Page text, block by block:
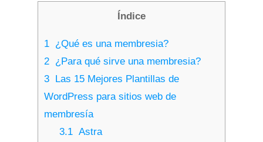
Índice
1 ¿Qué es una membresia?
2 ¿Para qué sirve una membresia?
3 Las 15 Mejores Plantillas de
WordPress para sitios web de
membresía
3.1Astra